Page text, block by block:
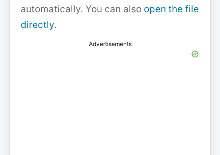
automatically. You can also open the file
directly.
Advertisements